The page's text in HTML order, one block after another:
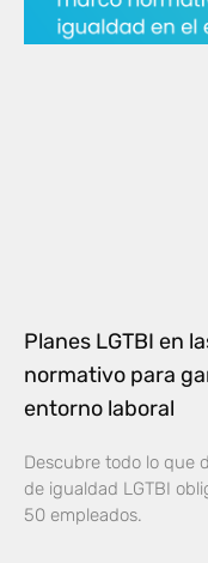
Planes LGTBI en
normativo para
entorno laboral
Descubre todo lo que
de igualdad LGTBI
50 empleados.